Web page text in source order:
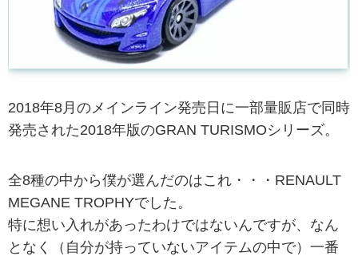
2018年8月のメインライン発売日に一部量販店で同時
発売された2018年版のGRAN TURISMOシリーズ。
全8種の中から僕が選んだのはこれ・・・RENAULT
MEGANE TROPHYでした。
特に想い入れがあったわけではないんですが、なん
となく（自分が持っていないアイテムの中で）一番